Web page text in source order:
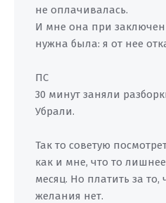
не оплачивалась.
И мне она при
нужна была: я от нее
ПС
30 минут заняли
Убрали.
Так то советую
как и мне, что то
месяц. Но платить за то,
желания нет.